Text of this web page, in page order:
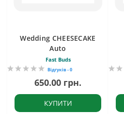
Wedding CHEESECAKE
Auto
Fast Buds
Відгуків - 0
650.00 грн.
КУПИТИ